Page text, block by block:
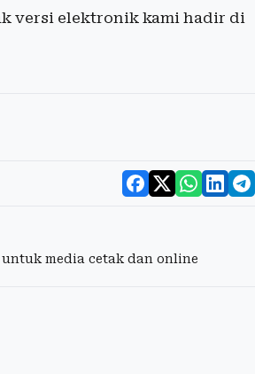
versi elektronik kami hadir di
media cetak dan online